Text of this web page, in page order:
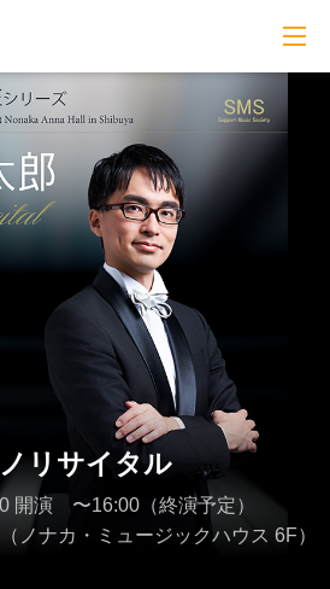
リサイタル
開演 〜16:00（終演予定）
ノナカ・ミュージックハウス 6F）